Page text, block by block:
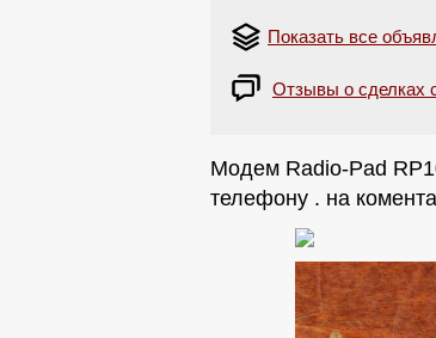
Показать все
Отзывы о сделках
Модем Radio-Pad
телефону . на